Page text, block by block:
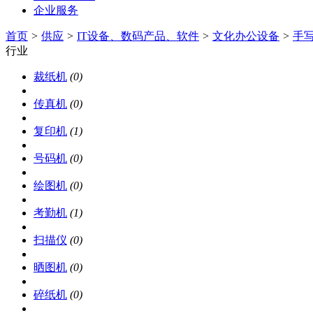
企业服务
首页 > 供应 > IT设备、数码产品、软件 > 文化办公设备 > 手
行业
裁纸机 (0)
传真机 (0)
复印机 (1)
号码机 (0)
绘图机 (0)
考勤机 (1)
扫描仪 (0)
晒图机 (0)
碎纸机 (0)